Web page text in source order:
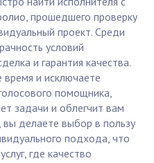
прошедшего проверку
проект. Среди
условий
и гарантия качества.
и исключаете
помощника,
задачи и облегчит вам
вы делаете выбор в пользу
подхода, что
где качество